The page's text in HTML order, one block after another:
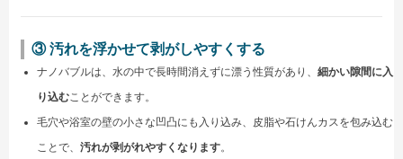
③ 汚れを浮かせて剥がしやすくする
ナノバブルは、水の中で長時間消えずに漂う性質があり、 細かい隙間に入
り込むことができます。
毛穴や浴室の壁の小さな凹凸にも入り込み、皮脂や石けんカスを包み込む
ことで、 汚れが剥がれやすくなります。